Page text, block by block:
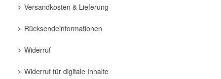
Versandkosten & Lieferung
Rücksendeinformationen
Widerruf
Widerruf für digitale Inhalte